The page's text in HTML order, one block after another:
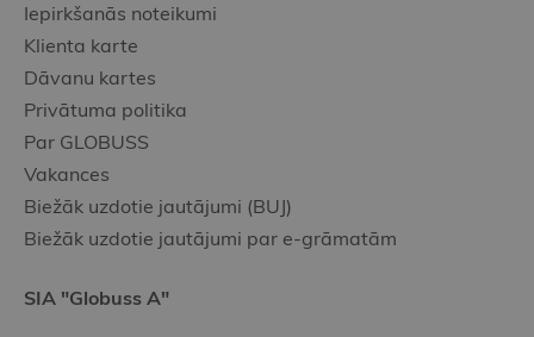
Iepirkšanās noteikumi
Klienta karte
Dāvanu kartes
Privātuma politika
Par GLOBUSS
Vakances
Biežāk uzdotie jautājumi (BUJ)
Biežāk uzdotie jautājumi par e-grāmatām
SIA "Globuss A"